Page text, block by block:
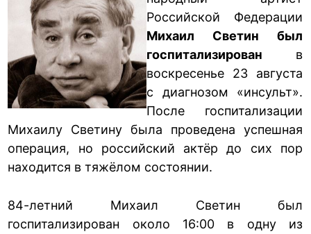
Российской Федерации
Михаил Светин был
госпитализирован в
воскресенье 23 августа
с диагнозом «инсульт».
После госпитализации
Михаилу Светину была проведена успешная
операция, но российский актёр до сих пор
находится в тяжёлом состоянии.
84-летний Михаил Светин был
госпитализирован около 16:00 в одну из